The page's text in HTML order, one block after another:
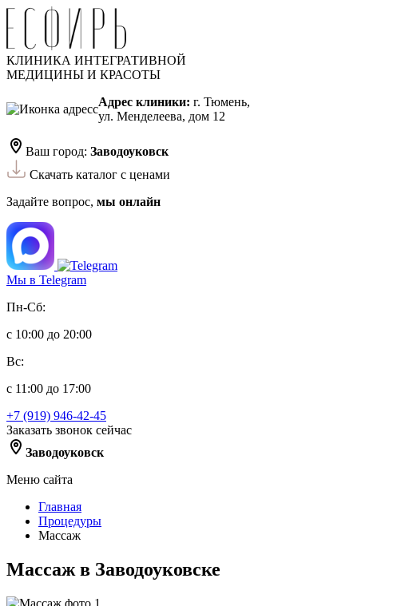
КЛИНИКА ИНТЕГРАТИВНОЙ
МЕДИЦИНЫ И КРАСОТЫ
Адрес клиники: г. Тюмень,
ул. Менделеева, дом 12
Ваш город: Заводоуковск
Скачать каталог с ценами
Задайте вопрос, мы онлайн
Мы в Telegram
Пн-Сб:
с 10:00 до 20:00
Вс:
с 11:00 до 17:00
+7 (919) 946-42-45
Заказать звонок сейчас
Заводоуковск
Меню сайта
Главная
Процедуры
Массаж
Массаж в Заводоуковске